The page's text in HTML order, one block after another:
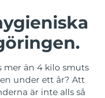
mer än 4 kilo smuts
under ett år? Att
är inte alls så
Förväntad leverans9/8/26
Förväntad leverans10/8/26
Förväntad leverans 15/8/26